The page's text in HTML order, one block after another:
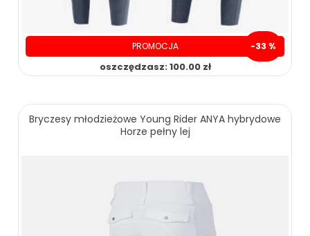
PROMOCJA -33 %
oszczędzasz: 100.00 zł
Bryczesy młodzieżowe Young Rider ANYA hybrydowe
Horze pełny lej